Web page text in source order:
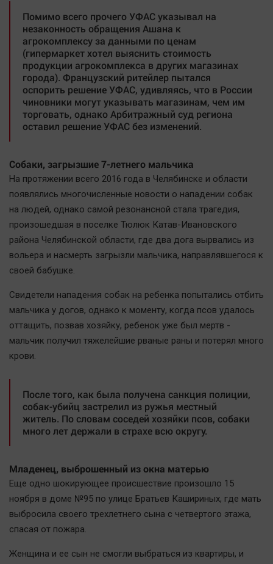
Помимо всего прочего УФАС указывал на
незаконность обращения Ашана к
агрокомплексу за данными по ценам
(гипермаркет хотел выяснить стоимость
продукции агрокомплекса в других магазинах
города). Французский ритейлер пытался
оспорить решение УФАС, удивляясь, что в России
чиновники могут указывать магазинам, чем им
торговать, однако Арбитражный суд региона
оставил решение УФАС без изменений.
Собаки, загрызшие 7-летнего мальчика
На протяжении всего 2016 года в Челябинске и области
появлялись многочисленные новости о нападении собак
на людей, однако самой резонансной стала трагедия,
произошедшая в поселке Тюлюк Катав-Ивановского
района Челябинской области, где два дога вырвались из
вольера и насмерть загрызли мальчика, направлявшегося к
своей бабушке.
Свидетели нападения собак на ребенка попытались отбить
мальчика у догов, однако к моменту, когда псов удалось
оттащить, позвав хозяйку, ребенок уже был мертв -
мальчик получил тяжелейшие рваные раны и потерял много
крови.
После того, как была получена санкция полиции,
собак-убийц застрелил из ружья местный
житель. По словам соседей хозяйки псов, собаки
много лет держали в страхе всю округу.
Младенец, выброшенный из окна матерью
Еще одно шокирующее происшествие произошло 15
ноября в доме №95 по улице Братьев Кашириных, где мать
выбросила своего трехлетнего сына с четвертого этажа,
спасая от пожара.
Женщина и ее сын не смогли выбраться из квартиры, и